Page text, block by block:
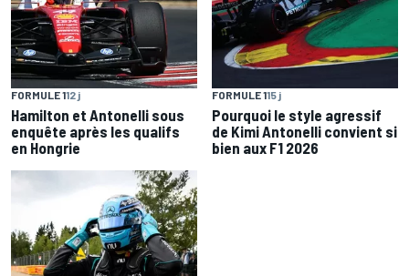
FORMULE 112 j
Hamilton et Antonelli sous
enquête après les qualifs
en Hongrie
FORMULE 115 j
Pourquoi le style agressif
de Kimi Antonelli convient si
bien aux F1 2026